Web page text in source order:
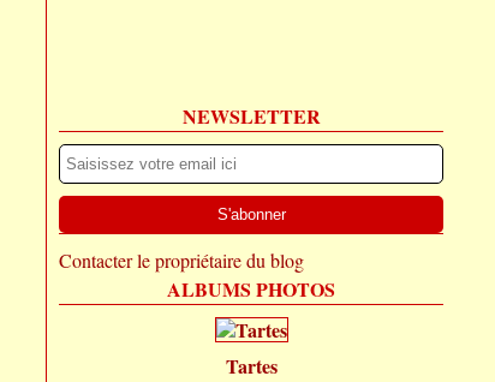
NEWSLETTER
Contacter le propriétaire du blog
ALBUMS PHOTOS
Tartes